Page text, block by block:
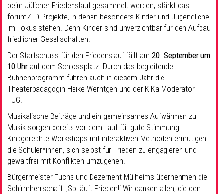
beim Jülicher Friedenslauf gesammelt werden, stärkt das
forumZFD Projekte, in denen besonders Kinder und Jugendliche
im Fokus stehen. Denn Kinder sind unverzichtbar für den Aufbau
friedlicher Gesellschaften.
Der Startschuss für den Friedenslauf fällt am 20. September um
10 Uhr auf dem Schlossplatz. Durch das begleitende
Bühnenprogramm führen auch in diesem Jahr die
Theaterpädagogin Heike Werntgen und der KiKa-Moderator
FUG.
Musikalische Beiträge und ein gemeinsames Aufwärmen zu
Musik sorgen bereits vor dem Lauf für gute Stimmung.
Kindgerechte Workshops mit interaktiven Methoden ermutigen
die Schüler*innen, sich selbst für Frieden zu engagieren und
gewaltfrei mit Konflikten umzugehen.
Bürgermeister Fuchs und Dezernent Mülheims übernehmen die
Schirmherrschaft: ‚So läuft Frieden!‘ Wir danken allen, die den